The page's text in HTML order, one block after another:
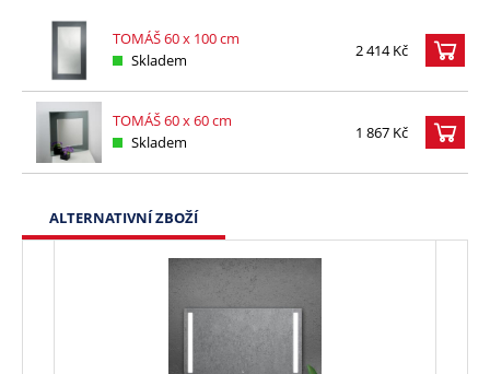
TOMÁŠ 60 x 100 cm
Skladem
2 414 Kč
TOMÁŠ 60 x 60 cm
Skladem
1 867 Kč
ALTERNATIVNÍ ZBOŽÍ